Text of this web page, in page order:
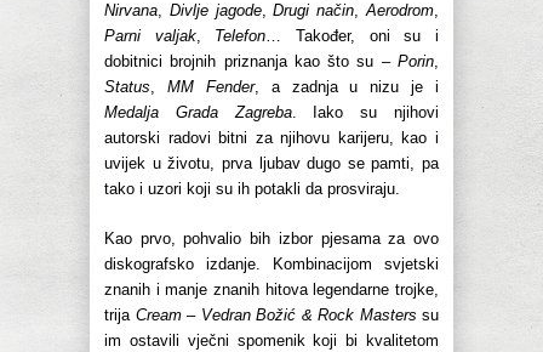
Nirvana, Divlje jagode,Drugi način,Aerodrom,
Parni valjak, Telefon… Također, oni su i
dobitnici brojnih priznanja kao što su – Porin,
Status, MM Fender, a zadnja u nizu je i
Medalja Grada Zagreba. Iako su njihovi
autorski radovi bitni za njihovu karijeru, kao i
uvijek u životu, prva ljubav dugo se pamti, pa
tako i uzori koji su ih potakli da prosviraju.
Kao prvo, pohvalio bih izbor pjesama za ovo
diskografsko izdanje. Kombinacijom svjetski
znanih i manje znanih hitova legendarne trojke,
trija Cream– Vedran Božić & Rock Masters su
im ostavili vječni spomenik koji bi kvalitetom